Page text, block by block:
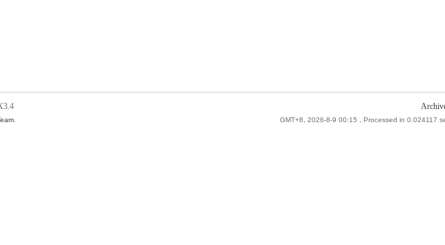
GMT+8, 2026-8-9 00:15 , Processed in 0.024117